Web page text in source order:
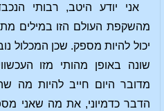
אני יודע היטב, רבותי
מהשקפת העולם הזו במילים
יכול להיות מספק. שכן המכלול
שונה באופן מהותי מזו
מדובר היום חייב להיות מה
הדבר כדמיוני, את מה שאני